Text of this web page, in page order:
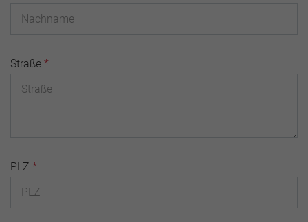
Straße *
PLZ *